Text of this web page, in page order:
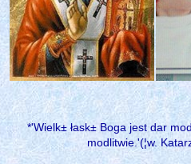
*'Wielk± łask± Boga jest dar
modlitwie.'(¦w.